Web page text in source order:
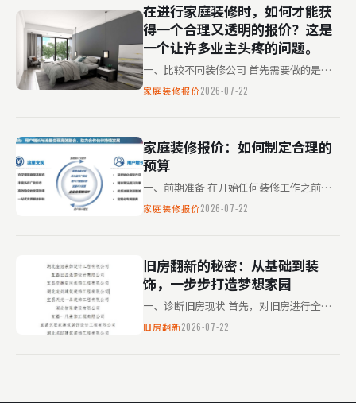
在进行家庭装修时，如何才能获
得一个合理又透明的报价？这是
一个让许多业主头疼的问题。
一、比较不同装修公司 首先需要做的是广
泛收集信息。市场上大大小小的装修公司众
家庭装修报价2026-07-22
家庭装修报价：如何制定合理的
预算
一、前期准备 在开始任何装修工作之前，
你需要明确自己的需求和预算。这一步非常
家庭装修报价2026-07-22
旧房翻新的秘密：从基础到装
饰，一步步打造梦想家园
一、诊断旧房现状 首先，对旧房进行全面
检查。观察墙体是否有裂缝、屋顶是否漏
旧房翻新2026-07-22